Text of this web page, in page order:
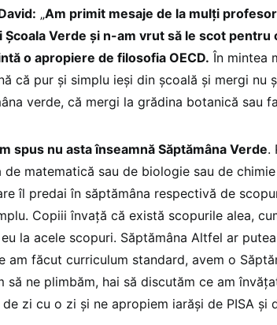
„Am primit mesaje de la mulți
Școala Verde și n-am vrut să le scot pentru
o apropiere de filosofia OECD. În mintea
că pur și simplu ieși din școală și mergi nu
verde, că mergi la grădina botanică sau
spus nu asta înseamnă Săptămâna Verde.
de matematică sau de biologie sau de
îl predai în săptămâna respectivă de
Copiii învață că există scopurile alea,
la acele scopuri. Săptămâna Altfel ar
am făcut curriculum standard, avem o
să ne plimbăm, hai să discutăm ce am
zi cu o zi și ne apropiem iarăși de PISA și